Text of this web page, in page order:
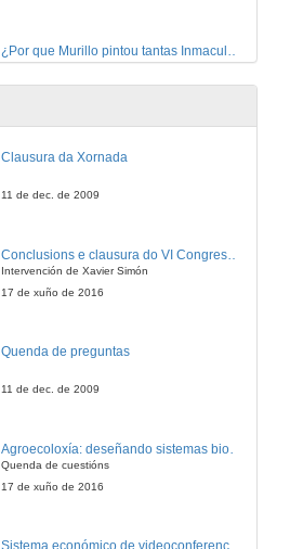
20 de dec. de 2012
¿Que é o xénero negro?
Clausura da Xornada
11 de dec. de 2009
Intervención de Xavier Simón
17 de xuño de 2016
Quenda de preguntas
11 de dec. de 2009
Quenda de cuestións
17 de xuño de 2016